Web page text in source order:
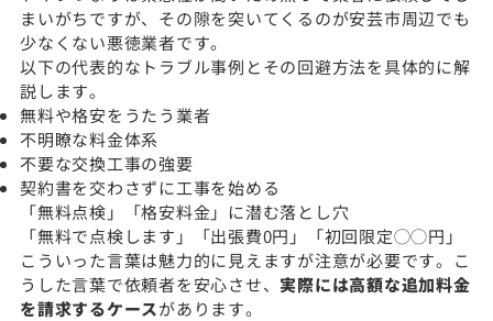
まいがちですが、その隙を突いてくるのが安芸市周辺でも
少なくない悪徳業者です。
以下の代表的なトラブル事例とその回避方法を具体的に解
説します。
無料や格安をうたう業者
不明瞭な料金体系
不要な交換工事の強要
契約書を交わさずに工事を始める
「無料点検」「格安料金」に潜む落とし穴
「無料で点検します」「出張費0円」「初回限定◯◯円」
こういった言葉は魅力的に見えますが注意が必要です。こ
うした言葉で依頼者を安心させ、 実際には高額な追加料金
を請求するケースがあります。